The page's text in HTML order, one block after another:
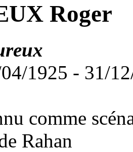
Roger
1925 - 31/
comme
Rahan